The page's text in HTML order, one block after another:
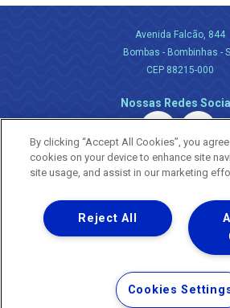
Avenida Falcão, 844
Bombas - Bombinhas -
CEP 88215-000
Nossas Redes
Uma empresa
Copyright ® 2026 - Todos
Nossa natureza movimenta
Termos Gerais de Uso de Sites
Política de Privacidade e
By clicking “Accept All Cookies”, you
cookies on your device to enhance site
site usage, and assist in our marketing
Reject All
Cookies